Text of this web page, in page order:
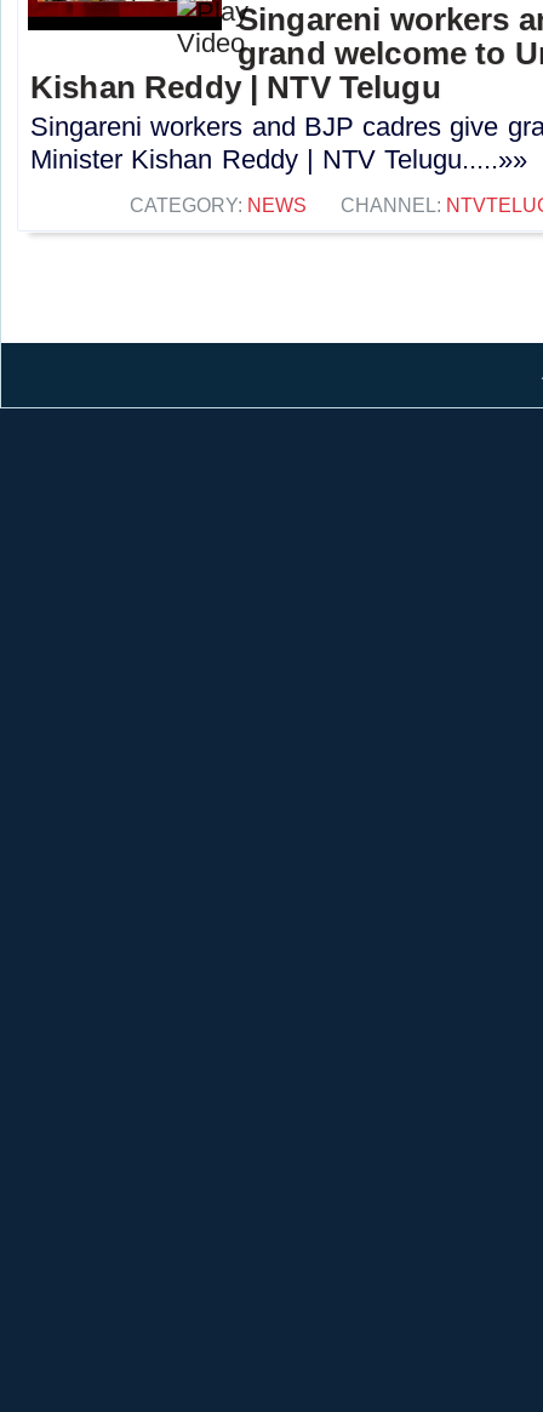
Singareni workers
grand welcome to
Kishan Reddy | NTV Telugu
Singareni workers and BJP cadres give
Minister Kishan Reddy | NTV Telugu.....»»
CATEGORY: NEWS CHANNEL: